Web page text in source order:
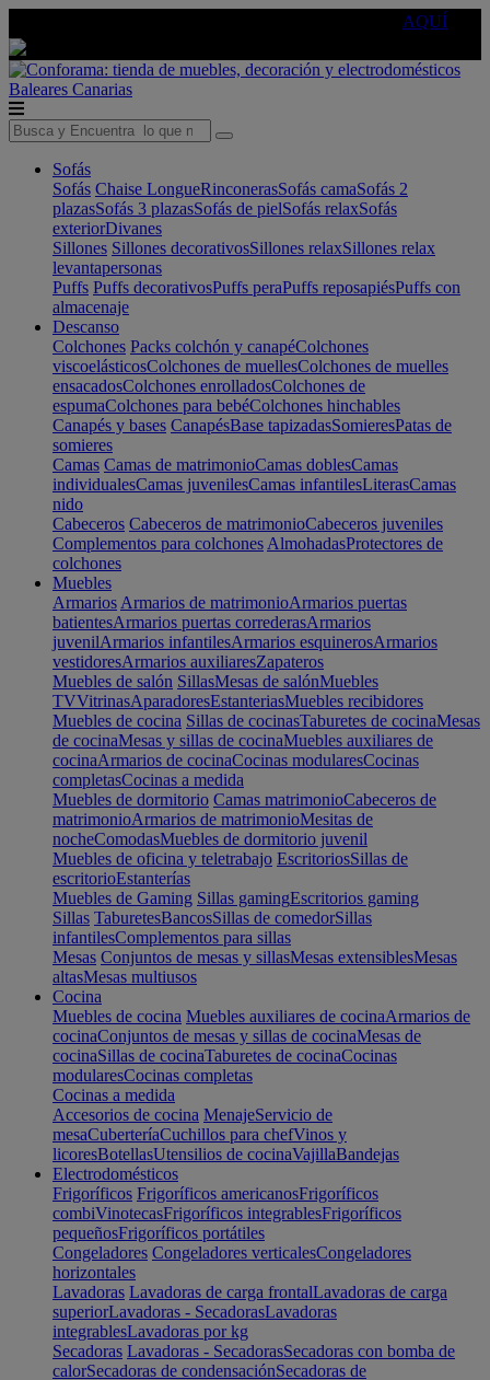
AQUÍ
Baleares Canarias
Sofás
Sofás Chaise LongueRinconerasSofás camaSofás 2
plazasSofás 3 plazasSofás de pielSofás relaxSofás
exteriorDivanes
Sillones Sillones decorativosSillones relaxSillones relax
levantapersonas
Puffs Puffs decorativosPuffs peraPuffs reposapiésPuffs con
almacenaje
Descanso
Colchones Packs colchón y canapéColchones
viscoelásticosColchones de muellesColchones de muelles
ensacadosColchones enrolladosColchones de
espumaColchones para bebéColchones hinchables
Canapés y bases CanapésBase tapizadasSomieresPatas de
somieres
Camas Camas de matrimonioCamas doblesCamas
individualesCamas juvenilesCamas infantilesLiterasCamas
nido
Cabeceros Cabeceros de matrimonioCabeceros juveniles
Complementos para colchones AlmohadasProtectores de
colchones
Muebles
Armarios Armarios de matrimonioArmarios puertas
batientesArmarios puertas correderasArmarios
juvenilArmarios infantilesArmarios esquinerosArmarios
vestidoresArmarios auxiliaresZapateros
Muebles de salón SillasMesas de salónMuebles
TVVitrinasAparadoresEstanteriasMuebles recibidores
Muebles de cocina Sillas de cocinasTaburetes de cocinaMesas
de cocinaMesas y sillas de cocinaMuebles auxiliares de
cocinaArmarios de cocinaCocinas modularesCocinas
completasCocinas a medida
Muebles de dormitorio Camas matrimonioCabeceros de
matrimonioArmarios de matrimonioMesitas de
nocheComodasMuebles de dormitorio juvenil
Muebles de oficina y teletrabajo EscritoriosSillas de
escritorioEstanterías
Muebles de Gaming Sillas gamingEscritorios gaming
Sillas TaburetesBancosSillas de comedorSillas
infantilesComplementos para sillas
Mesas Conjuntos de mesas y sillasMesas extensiblesMesas
altasMesas multiusos
Cocina
Muebles de cocina Muebles auxiliares de cocinaArmarios de
cocinaConjuntos de mesas y sillas de cocinaMesas de
cocinaSillas de cocinaTaburetes de cocinaCocinas
modularesCocinas completas
Cocinas a medida
Accesorios de cocina MenajeServicio de
mesaCuberteríaCuchillos para chefVinos y
licoresBotellasUtensilios de cocinaVajillaBandejas
Electrodomésticos
Frigoríficos Frigoríficos americanosFrigoríficos
combiVinotecasFrigoríficos integrablesFrigoríficos
pequeñosFrigoríficos portátiles
Congeladores Congeladores verticalesCongeladores
horizontales
Lavadoras Lavadoras de carga frontalLavadoras de carga
superiorLavadoras - SecadorasLavadoras
integrablesLavadoras por kg
Secadoras Lavadoras - SecadorasSecadoras con bomba de
calorSecadoras de condensaciónSecadoras de